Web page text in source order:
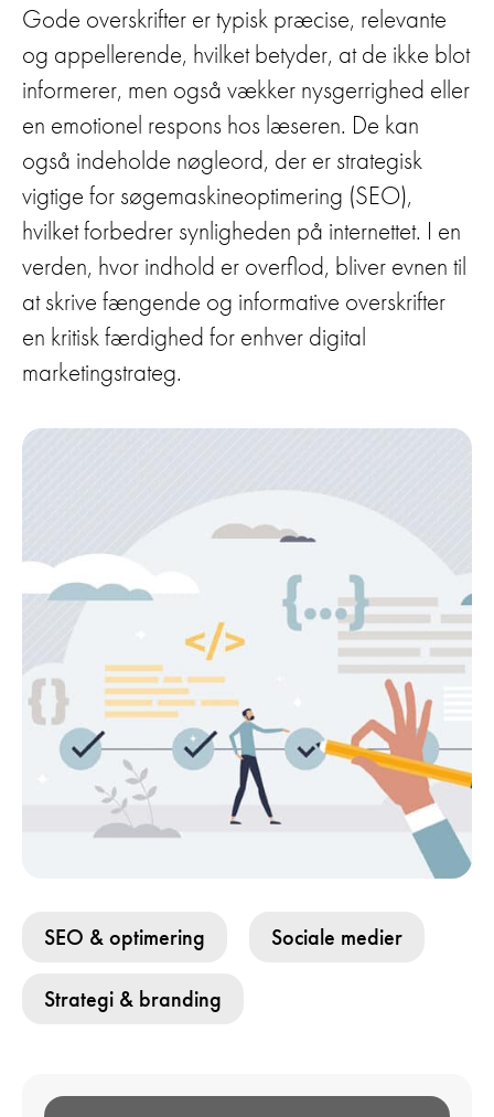
Gode overskrifter er typisk præcise, relevante
og appellerende, hvilket betyder, at de ikke blot
informerer, men også vækker nysgerrighed eller
en emotionel respons hos læseren. De kan
også indeholde nøgleord, der er strategisk
vigtige for søgemaskineoptimering (SEO),
hvilket forbedrer synligheden på internettet. I en
verden, hvor indhold er overflod, bliver evnen til
at skrive fængende og informative overskrifter
en kritisk færdighed for enhver digital
marketingstrateg.
SEO & optimering Sociale medier
Strategi & branding